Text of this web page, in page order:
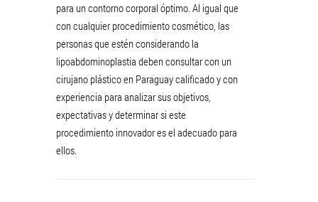
para un contorno corporal óptimo. Al igual que
con cualquier procedimiento cosmético, las
personas que estén considerando la
lipoabdominoplastia deben consultar con un
cirujano plástico en Paraguay calificado y con
experiencia para analizar sus objetivos,
expectativas y determinar si este
procedimiento innovador es el adecuado para
ellos.